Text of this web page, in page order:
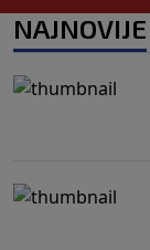
NAJNOVIJE